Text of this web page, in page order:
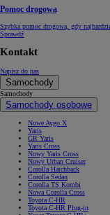
Pomoc drogowa
Szybka pomoc drogowa, gdy
Sprawdź
Kontakt
Napisz do nas
Samochody
Samochody
Samochody osobowe
Nowe Aygo X
Yaris
GR Yaris
Yaris Cross
Nowy Yaris Cross
Nowy Urban Cruiser
Corolla Hatchback
Corolla Sedan
Corolla TS Kombi
Nowa Corolla Cross
Toyota C-HR
Toyota C-HR Plug-in